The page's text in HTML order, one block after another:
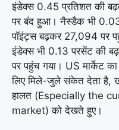
इंडेक्स 0.45 प्रतिशत की
पर बंद हुआ। नैस्डैक भी
पॉइंट्स बढ़कर 27,094 पर
इंडेक्स भी 0.13 परसेंट की
पर पहुंच गया। US मार्केट
लिए मिले-जुले संकेत देता है,
हालत (Especially the
market) को देखते हुए।